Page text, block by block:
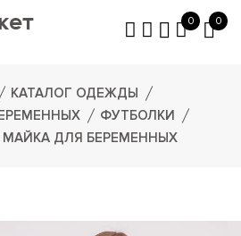
0 0
КАТАЛОГ ОДЕЖДЫ
ФУТБОЛКИ
МАЙКА ДЛЯ БЕРЕМЕННЫХ